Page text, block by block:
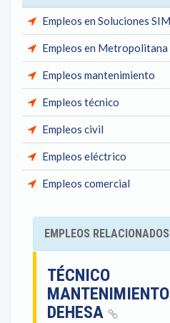
Empleos en Soluciones
Empleos en Metropolitana
Empleos mantenimiento
Empleos técnico
Empleos civil
Empleos eléctrico
Empleos comercial
EMPLEOS RELACIONADOS
TÉCNICO
DEHESA